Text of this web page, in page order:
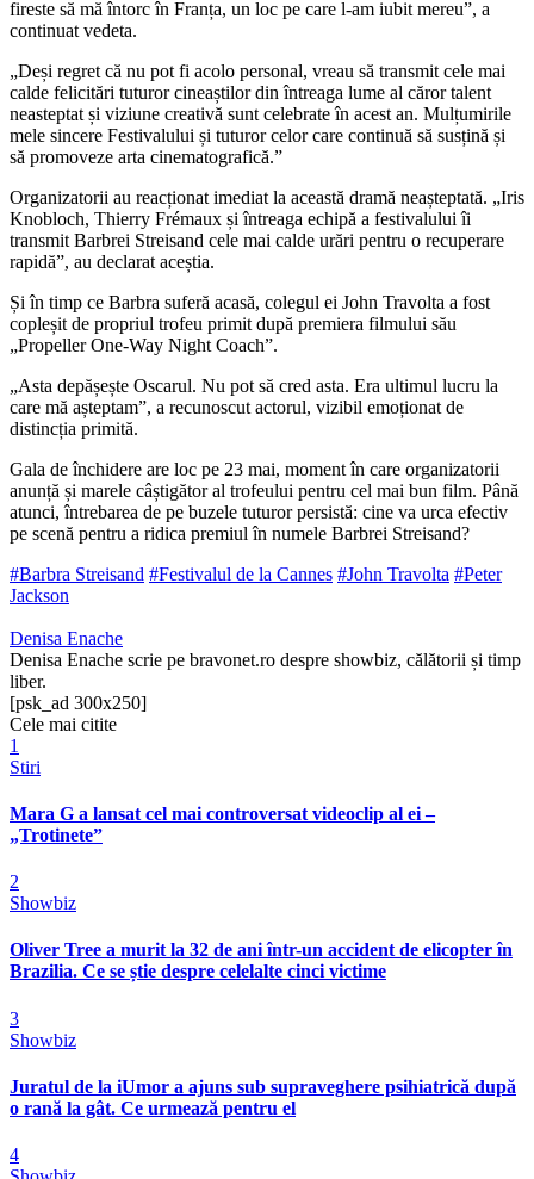
fireste să mă întorc în Franța, un loc pe care l-am iubit mereu”, a
continuat vedeta.
„Deși regret că nu pot fi acolo personal, vreau să transmit cele mai
calde felicitări tuturor cineaștilor din întreaga lume al căror talent
neasteptat și viziune creativă sunt celebrate în acest an. Mulțumirile
mele sincere Festivalului și tuturor celor care continuă să susțină și
să promoveze arta cinematografică.”
Organizatorii au reacționat imediat la această dramă neașteptată. „Iris
Knobloch, Thierry Frémaux și întreaga echipă a festivalului îi
transmit Barbrei Streisand cele mai calde urări pentru o recuperare
rapidă”, au declarat aceștia.
Și în timp ce Barbra suferă acasă, colegul ei John Travolta a fost
copleșit de propriul trofeu primit după premiera filmului său
„Propeller One-Way Night Coach”.
„Asta depășește Oscarul. Nu pot să cred asta. Era ultimul lucru la
care mă așteptam”, a recunoscut actorul, vizibil emoționat de
distincția primită.
Gala de închidere are loc pe 23 mai, moment în care organizatorii
anunță și marele câștigător al trofeului pentru cel mai bun film. Până
atunci, întrebarea de pe buzele tuturor persistă: cine va urca efectiv
pe scenă pentru a ridica premiul în numele Barbrei Streisand?
#Barbra Streisand #Festivalul de la Cannes #John Travolta #Peter
Jackson
Denisa Enache
Denisa Enache scrie pe bravonet.ro despre showbiz, călătorii și timp
liber.
[psk_ad 300x250]
Cele mai citite
1
Stiri
Mara G a lansat cel mai controversat videoclip al ei –
„Trotinete”
2
Showbiz
Oliver Tree a murit la 32 de ani într-un accident de elicopter în
Brazilia. Ce se știe despre celelalte cinci victime
3
Showbiz
Juratul de la iUmor a ajuns sub supraveghere psihiatrică după
o rană la gât. Ce urmează pentru el
4